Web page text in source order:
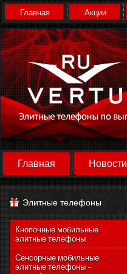
Главная Акции
Главная Новости
Элитные телефоны
Кнопочные мобильные
элитные телефоны
Сенсорные мобильные
элитные телефоны -